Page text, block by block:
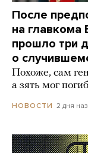
После
на главкома
прошло три
о
Похоже, сам
а зять мог
НОВОСТИ 2 дня